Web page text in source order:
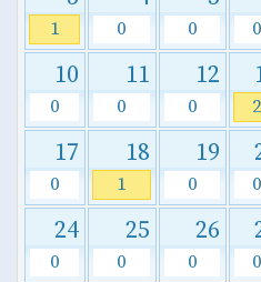
1 0 0 0
10
0
11
0
12
0 2
17
0
18
1
19
0 0
24
0
25
0
26
0 0